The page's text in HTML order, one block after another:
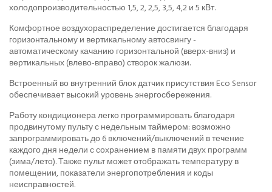
холодопроизводительностью 1,5, 2, 2,5, 3,5, 4,2 и 5 кВт.
Комфортное воздухораспределение достигается благодаря
горизонтальному и вертикальному автосвингу -
автоматическому качанию горизонтальной (вверх-вниз) и
вертикальных (влево-вправо) створок жалюзи.
Встроенный во внутренний блок датчик присутствия Eco Sensor
обеспечивает высокий уровень энергосбережения.
Работу кондиционера легко программировать благодаря
продвинутому пульту с недельным таймером: возможно
запрограммировать до 6 включений/выключений в течение
каждого дня недели с сохранением в памяти двух программ
(зима/лето). Также пульт может отображать температуру в
помещении, показатели энергопотребления и коды
неисправностей.